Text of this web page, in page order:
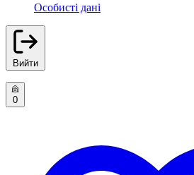
Особисті дані
Вийти
0